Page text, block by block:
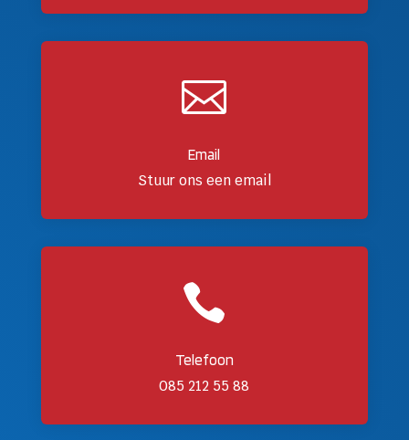

Email
Stuur ons een email

Telefoon
085 212 55 88